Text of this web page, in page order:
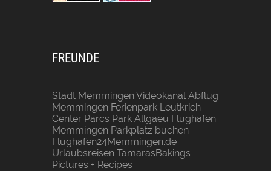
FREUNDE
Stadt MemmingenVideokanal Abflug
Memmingen Ferienpark Leutkrich
Center Parcs Park Allgaeu Flughafen
Memmingen Parkplatz buchen
Flughafen24Memmingen.de
Urlaubsreisen TamarasBakings
Pictures + Recipes